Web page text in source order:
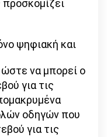
προσκομίζει
ψηφιακή και
να μπορεί ο
για τις
οδηγών που
για τις